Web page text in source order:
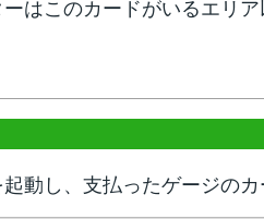
はこのカードがいるエリ
動し、支払ったゲージの